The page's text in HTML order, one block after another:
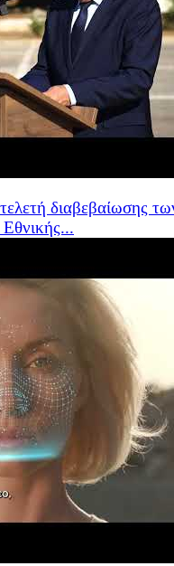
διαβεβαίωσης